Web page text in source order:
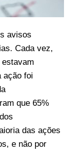
avisos
Cada vez,
ação foi
que 65%
das ações
e não por